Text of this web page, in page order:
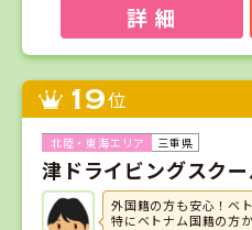
詳 細
19位
三重県
津ドライビングスク
外国籍の方も安心！ベ
特にベトナム国籍の方